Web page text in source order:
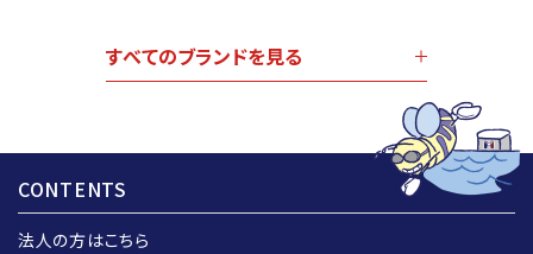
すべてのブランドを見る
CONTENTS
法人の方はこちら